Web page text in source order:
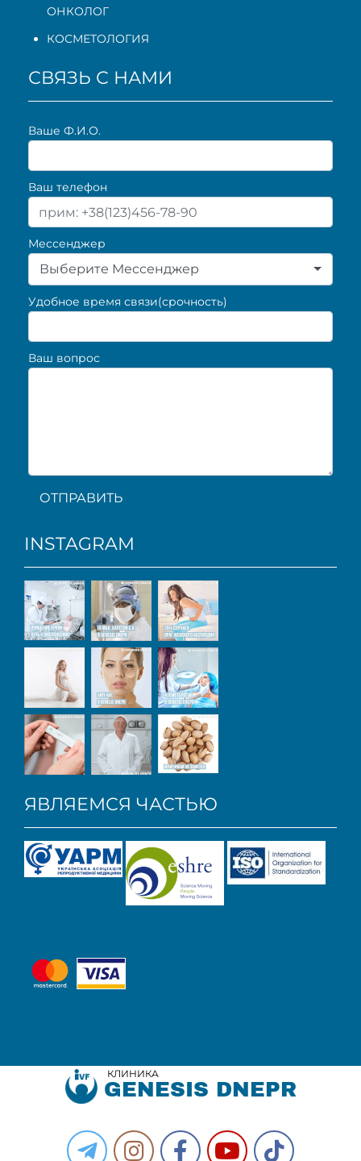
ОНКОЛОГ
КОСМЕТОЛОГИЯ
СВЯЗЬ С НАМИ
Ваше Ф.И.О.
Ваш телефон
Мессенджер
Выберите Мессенджер
Удобное время связи(срочность)
Ваш вопрос
ОТПРАВИТЬ
INSTAGRAM
ЯВЛЯЕМСЯ ЧАСТЬЮ
КЛИНИКА
GENESIS DNEPR